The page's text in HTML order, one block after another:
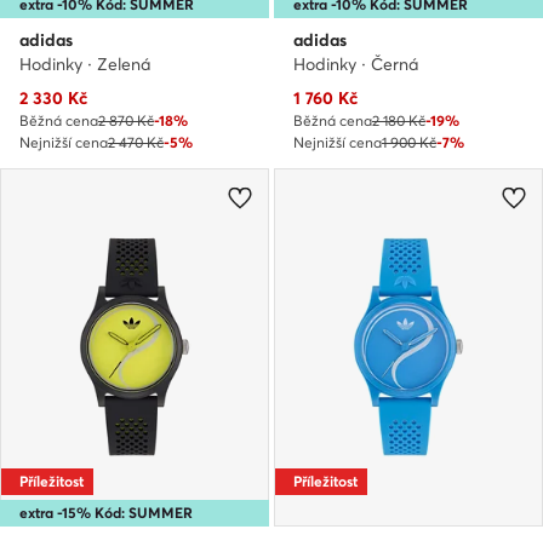
extra -10% Kód: SUMMER
adidas
Hodinky · Zelená
Aktuální cena
2 330 Kč
Běžná cena2 870 Kč-18%
Nejnižší cena2 470 Kč-5%
extra -10% Kód: SUMMER
adidas
Hodinky · Černá
Aktuální cena
1 760 Kč
Běžná cena2 180 Kč-19%
Nejnižší cena1 900 Kč-7%
extra -15% Kód: SUMMER
Příležitost Příležitost